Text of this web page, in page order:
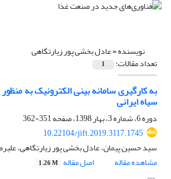
نویسنده =عادل بخشی پور زیارتگاهی
تعداد مقالات: 1
به کارگیری سامانه بینی الکترونیک به
سیاه ایرانی
دوره 6، شماره 3، بهار 1398، صفحه
351-362
10.22104/jift.2019.3117.1745
سید حسین پیمان، عادل بخشی پور زیارتگاهی،
مشاهده مقاله
اصل مقاله 1.26 M